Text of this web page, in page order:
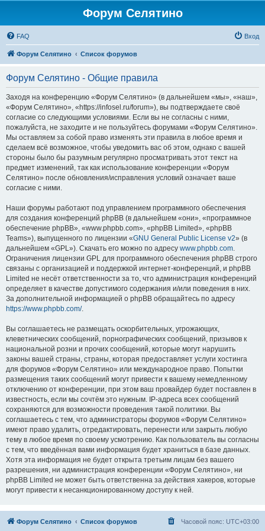
Форум Селятино
FAQ Вход
Форум Селятино Список форумов
Форум Селятино - Общие правила
Заходя на конференцию «Форум Селятино» (в дальнейшем «мы», «наш»,
«Форум Селятино», «https://infosel.ru/forum»), вы подтверждаете своё
согласие со следующими условиями. Если вы не согласны с ними,
пожалуйста, не заходите и не пользуйтесь форумами «Форум Селятино».
Мы оставляем за собой право изменять эти правила в любое время и
сделаем всё возможное, чтобы уведомить вас об этом, однако с вашей
стороны было бы разумным регулярно просматривать этот текст на
предмет изменений, так как использование конференции «Форум
Селятино» после обновления/исправления условий означает ваше
согласие с ними.
Наши форумы работают под управлением программного обеспечения
для создания конференций phpBB (в дальнейшем «они», «программное
обеспечение phpBB», «www.phpbb.com», «phpBB Limited», «phpBB
Teams»), выпущенного по лицензии «GNU General Public License v2» (в
дальнейшем «GPL»). Скачать его можно по адресу www.phpbb.com.
Ограничения лицензии GPL для программного обеспечения phpBB строго
связаны с организацией и поддержкой интернет-конференций, и phpBB
Limited не несёт ответственности за то, что администрация конференций
определяет в качестве допустимого содержания и/или поведения в них.
За дополнительной информацией о phpBB обращайтесь по адресу
https://www.phpbb.com/.
Вы соглашаетесь не размещать оскорбительных, угрожающих,
клеветнических сообщений, порнографических сообщений, призывов к
национальной розни и прочих сообщений, которые могут нарушить
законы вашей страны, страны, которая предоставляет услуги хостинга
для форумов «Форум Селятино» или международное право. Попытки
размещения таких сообщений могут привести к вашему немедленному
отключению от конференции, при этом ваш провайдер будет поставлен в
известность, если мы сочтём это нужным. IP-адреса всех сообщений
сохраняются для возможности проведения такой политики. Вы
соглашаетесь с тем, что администраторы форумов «Форум Селятино»
имеют право удалить, отредактировать, перенести или закрыть любую
тему в любое время по своему усмотрению. Как пользователь вы согласны
с тем, что введённая вами информация будет храниться в базе данных.
Хотя эта информация не будет открыта третьим лицам без вашего
разрешения, ни администрация конференции «Форум Селятино», ни
phpBB Limited не может быть ответственна за действия хакеров, которые
могут привести к несанкционированному доступу к ней.
Форум Селятино Список форумов Часовой пояс: UTC+03:00